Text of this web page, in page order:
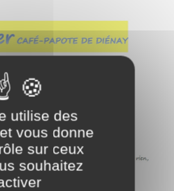
utilise des
vous donne
sur ceux
souhaitez